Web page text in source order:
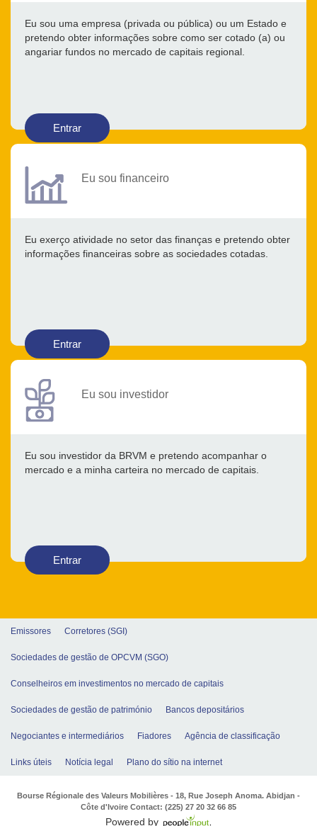
Eu sou uma empresa (privada ou pública) ou um Estado e
pretendo obter informações sobre como ser cotado (a) ou
angariar fundos no mercado de capitais regional.
Entrar
Eu sou financeiro
Eu exerço atividade no setor das finanças e pretendo obter
informações financeiras sobre as sociedades cotadas.
Entrar
Eu sou investidor
Eu sou investidor da BRVM e pretendo acompanhar o
mercado e a minha carteira no mercado de capitais.
Entrar
Emissores Corretores (SGI)
Sociedades de gestão de OPCVM (SGO)
Conselheiros em investimentos no mercado de capitais
Sociedades de gestão de património Bancos depositários
Negociantes e intermediários Fiadores Agência de classificação
Links úteis Notícia legal Plano do sítio na internet
Bourse Régionale des Valeurs Mobilières - 18, Rue Joseph Anoma. Abidjan -
Côte d'Ivoire Contact: (225) 27 20 32 66 85
Powered by